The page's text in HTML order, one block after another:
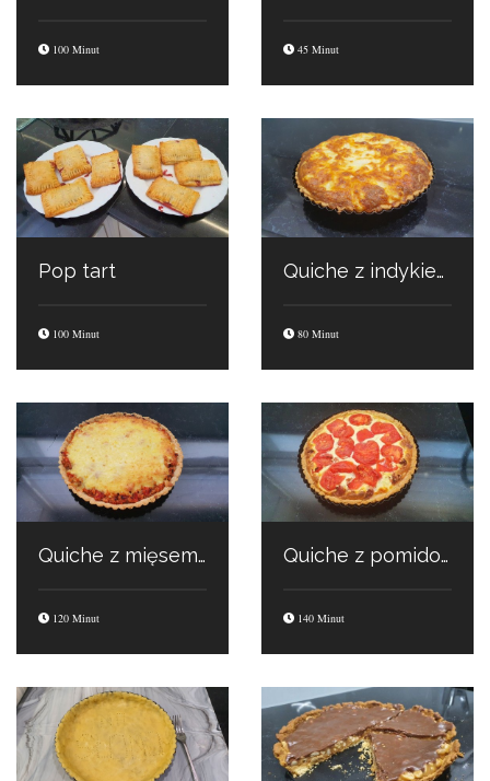
100 Minut 45 Minut
Pop tart
100 Minut
Quiche z indykiem
80 Minut
Quiche z mięsem mielonym
120 Minut
Quiche z pomidorami i boczkiem
140 Minut